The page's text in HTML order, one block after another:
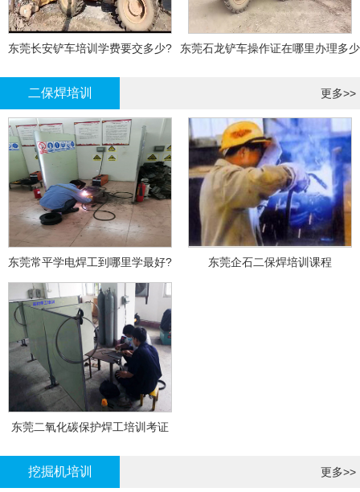
东莞长安铲车培训学费要交多少?
东莞石龙铲车操作证在哪里办理多少
二保焊培训 更多>>
东莞常平学电焊工到哪里学最好? 东莞企石二保焊培训课程
东莞二氧化碳保护焊工培训考证
挖掘机培训 更多>>